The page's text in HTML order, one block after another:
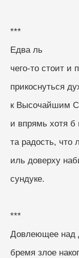
***
Едва ль
чего-то стоит и
прикоснуться
к Высочайшим
и впрямь хотя б
та радость, что
иль доверху
сундуке.
***
Довлеющее над
бремя злое